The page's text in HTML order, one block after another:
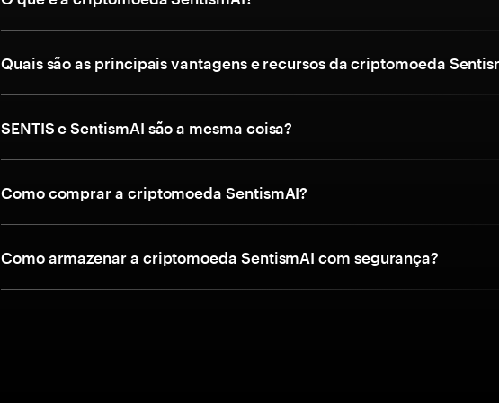
Quais são as principais vantagens e recursos da criptomoeda
SENTIS e SentismAI são a mesma coisa?
Como comprar a criptomoeda SentismAI?
Como armazenar a criptomoeda SentismAI com segurança?